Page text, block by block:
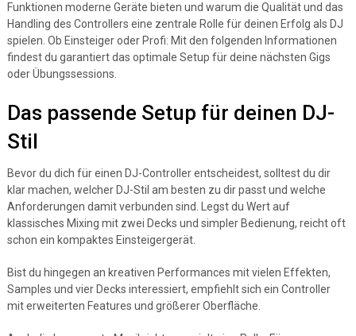
Funktionen moderne Geräte bieten und warum die Qualität und das
Handling des Controllers eine zentrale Rolle für deinen Erfolg als DJ
spielen. Ob Einsteiger oder Profi: Mit den folgenden Informationen
findest du garantiert das optimale Setup für deine nächsten Gigs
oder Übungssessions.
Das passende Setup für deinen DJ-
Stil
Bevor du dich für einen DJ-Controller entscheidest, solltest du dir
klar machen, welcher DJ-Stil am besten zu dir passt und welche
Anforderungen damit verbunden sind. Legst du Wert auf
klassisches Mixing mit zwei Decks und simpler Bedienung, reicht oft
schon ein kompaktes Einsteigergerät.
Bist du hingegen an kreativen Performances mit vielen Effekten,
Samples und vier Decks interessiert, empfiehlt sich ein Controller
mit erweiterten Features und größerer Oberfläche.